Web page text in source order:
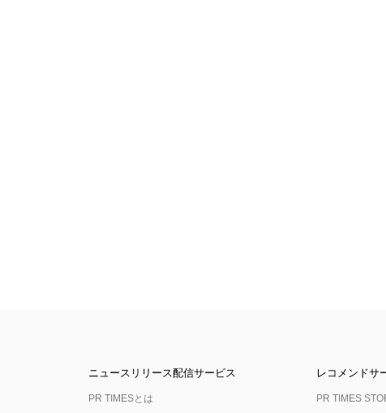
ニュースリリース配信サービス
PR TIMESとは
レコメンドサ
PR TIMES